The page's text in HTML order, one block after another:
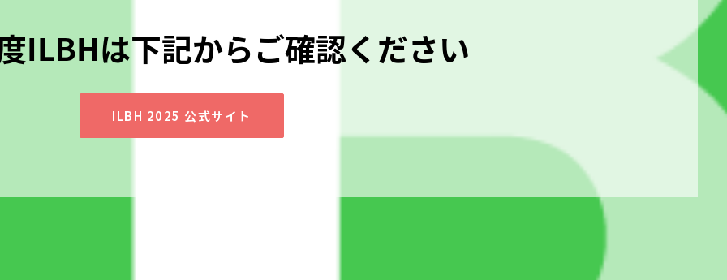
ILBHは下記からご確認ください
ILBH 2025 公式サイト